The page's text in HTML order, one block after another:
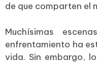
de que comparten el
Muchísimas
enfrentamiento ha
vida. Sin embargo,